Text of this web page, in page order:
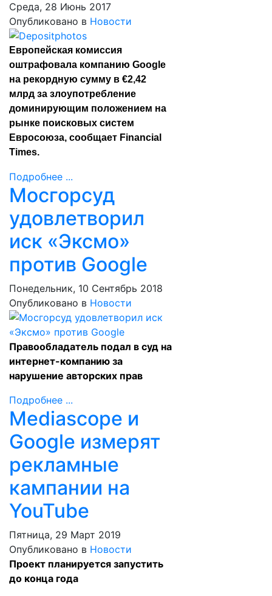
Среда, 28 Июнь 2017
Опубликовано в Новости
Европейская комиссия
оштрафовала компанию Google
на рекордную сумму в €2,42
млрд за злоупотребление
доминирующим положением на
рынке поисковых систем
Евросоюза, сообщает Financial
Times.
Подробнее ...
Мосгорсуд
удовлетворил
иск «Эксмо»
против Google
Понедельник, 10 Сентябрь 2018
Опубликовано в Новости
Правообладатель подал в суд на
интернет-компанию за
нарушение авторских прав
Подробнее ...
Mediascope и
Google измерят
рекламные
кампании на
YouTube
Пятница, 29 Март 2019
Опубликовано в Новости
Проект планируется запустить
до конца года